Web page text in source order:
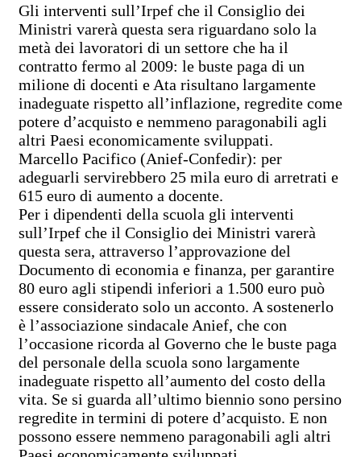
Gli interventi sull’Irpef che il Consiglio dei
Ministri varerà questa sera riguardano solo la
metà dei lavoratori di un settore che ha il
contratto fermo al 2009: le buste paga di un
milione di docenti e Ata risultano largamente
inadeguate rispetto all’inflazione, regredite come
potere d’acquisto e nemmeno paragonabili agli
altri Paesi economicamente sviluppati.
Marcello Pacifico (Anief-Confedir): per
adeguarli servirebbero 25 mila euro di arretrati e
615 euro di aumento a docente.
Per i dipendenti della scuola gli interventi
sull’Irpef che il Consiglio dei Ministri varerà
questa sera, attraverso l’approvazione del
Documento di economia e finanza, per garantire
80 euro agli stipendi inferiori a 1.500 euro può
essere considerato solo un acconto. A sostenerlo
è l’associazione sindacale Anief, che con
l’occasione ricorda al Governo che le buste paga
del personale della scuola sono largamente
inadeguate rispetto all’aumento del costo della
vita. Se si guarda all’ultimo biennio sono persino
regredite in termini di potere d’acquisto. E non
possono essere nemmeno paragonabili agli altri